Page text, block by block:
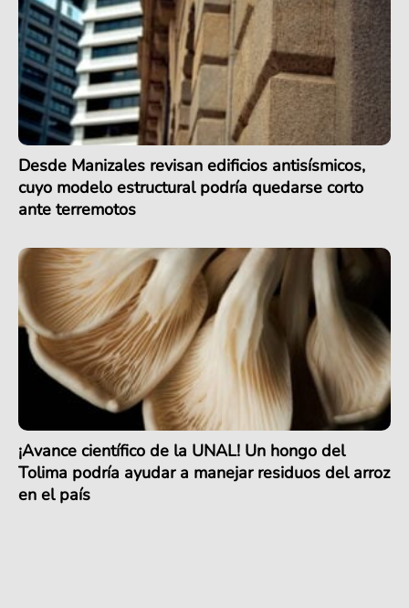
Desde Manizales revisan edificios antisísmicos,
cuyo modelo estructural podría quedarse corto
ante terremotos
¡Avance científico de la UNAL! Un hongo del
Tolima podría ayudar a manejar residuos del arroz
en el país